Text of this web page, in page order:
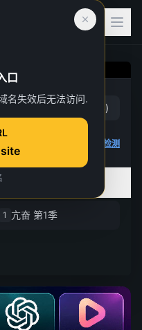
赞 ( 21) 踩 )
播放检测
1 亢奋 第1季
口
名失效后无法访问.